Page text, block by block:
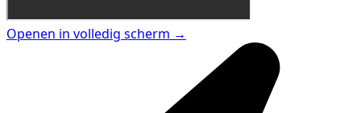
Openen in volledig scherm →